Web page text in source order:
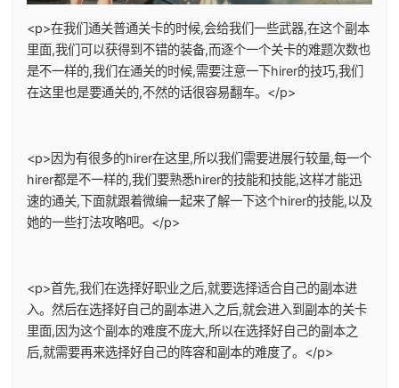
<p>在我们通关普通关卡的时候,会给我们一些武器,在这个副本
里面,我们可以获得到不错的装备,而逐个一个关卡的难题次数也
是不一样的,我们在通关的时候,需要注意一下hirer的技巧,我们
在这里也是要通关的,不然的话很容易翻车。</p>
<p>因为有很多的hirer在这里,所以我们需要进展行较量,每一个
hirer都是不一样的,我们要熟悉hirer的技能和技能,这样才能迅
速的通关,下面就跟着微编一起来了解一下这个hirer的技能,以及
她的一些打法攻略吧。</p>
<p>首先,我们在选择好职业之后,就要选择适合自己的副本进
入。然后在选择好自己的副本进入之后,就会进入到副本的关卡
里面,因为这个副本的难度不庞大,所以在选择好自己的副本之
后,就需要再来选择好自己的阵容和副本的难度了。</p>